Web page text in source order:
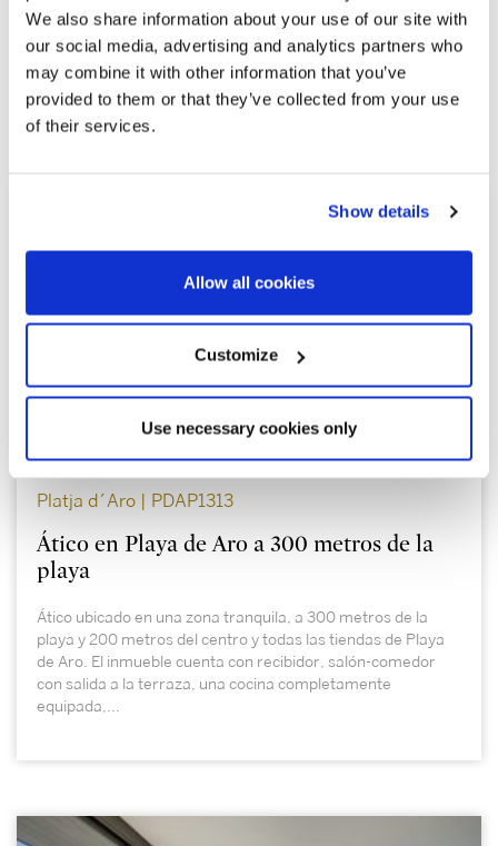
We also share information about your use of our site with
our social media, advertising and analytics partners who
may combine it with other information that you’ve
provided to them or that they’ve collected from your use
of their services.
Show details
Allow all cookies
Customize
Use necessary cookies only
Explore otras propiedades
595.000 €
Platja d´Aro | PDAP1313
Ático en Playa de Aro a 300 metros de la
playa
Ático ubicado en una zona tranquila, a 300 metros de la
playa y 200 metros del centro y todas las tiendas de Playa
de Aro. El inmueble cuenta con recibidor, salón-comedor
con salida a la terraza, una cocina completamente
equipada,...